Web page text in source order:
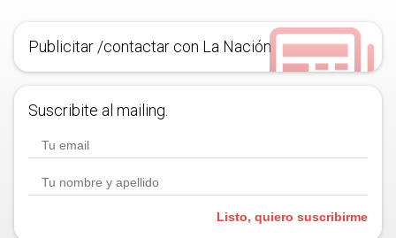
Publicitar /contactar con La Nación
Suscribite al mailing.
Listo, quiero suscribirme